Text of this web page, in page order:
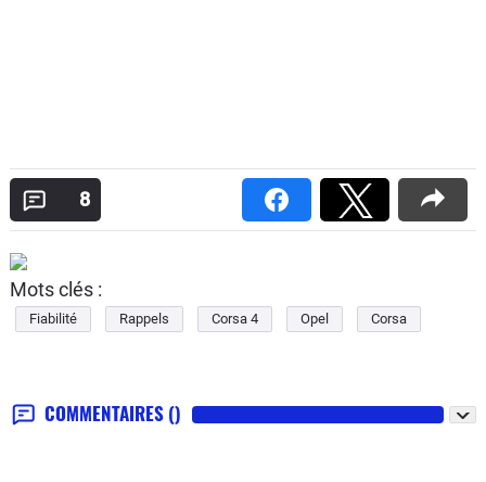
8
Mots clés :
Fiabilité Rappels Corsa 4 Opel Corsa
COMMENTAIRES ()